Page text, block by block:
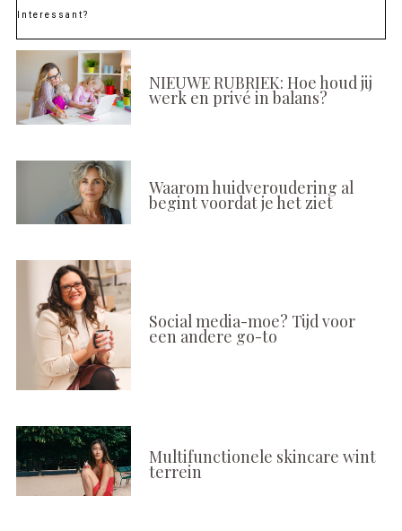
Interessant?
NIEUWE RUBRIEK: Hoe houd jij
werk en privé in balans?
Waarom huidveroudering al
begint voordat je het ziet
Social media-moe? Tijd voor
een andere go-to
Multifunctionele skincare wint
terrein